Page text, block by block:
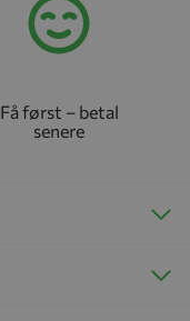
Få først – betal
senere